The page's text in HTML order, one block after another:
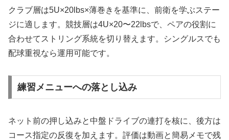
クラブ層は5U×20lbs×薄巻きを基準に、前衛を学ぶステー
ジに適します。競技層は4U×20〜22lbsで、ペアの役割に
合わせてストリング系統を切り替えます。シングルスでも
配球重視なら運用可能です。
練習メニューへの落とし込み
ネット前の押し込みと中盤ドライブの連打を核に、後方は
コース指定の反復を加えます。評価は動画と簡易メモで残